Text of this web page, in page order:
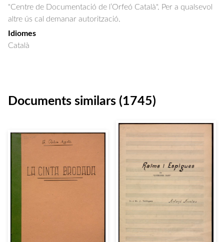
"Centre de Documentació de l’Orfeó Català". Per a qualsevol
altre ús cal demanar autorització.
Idiomes
Català
Documents similars (1745)